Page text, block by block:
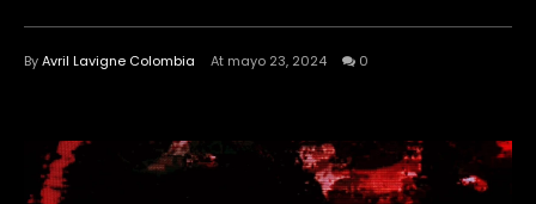
ByAvril Lavigne Colombia At mayo 23, 2024 0